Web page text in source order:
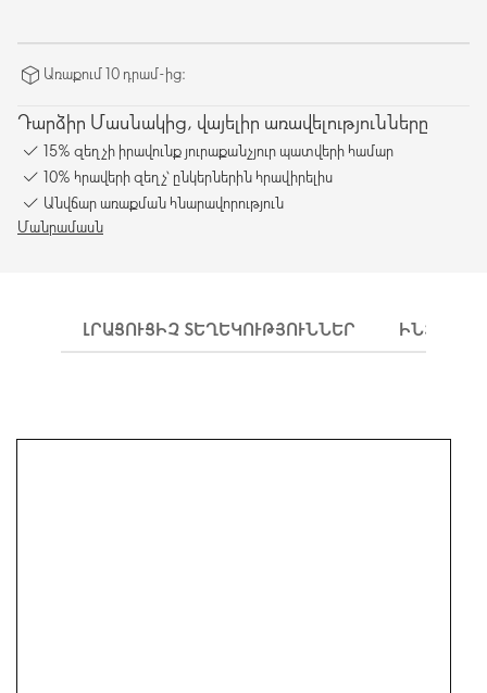
Առաքում 10 դրամ-ից։
Դարձիր Մասնակից, վայելիր առավելությունները
15% զեղչի իրավունք յուրաքանչյուր պատվերի համար
10% հրավերի զեղչ՝ ընկերներին հրավիրելիս
Անվճար առաքման հնարավորություն
Մանրամասն
ԼՐԱՑՈՒՑԻՉ ՏԵՂԵԿՈՒԹՅՈՒՆՆԵՐ ԻՆՉՊԵՍ